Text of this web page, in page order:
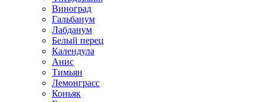
Виноград
Гальбанум
Лабданум
Белый перец
Календула
Анис
Тимьян
Лемонграсс
Коньяк